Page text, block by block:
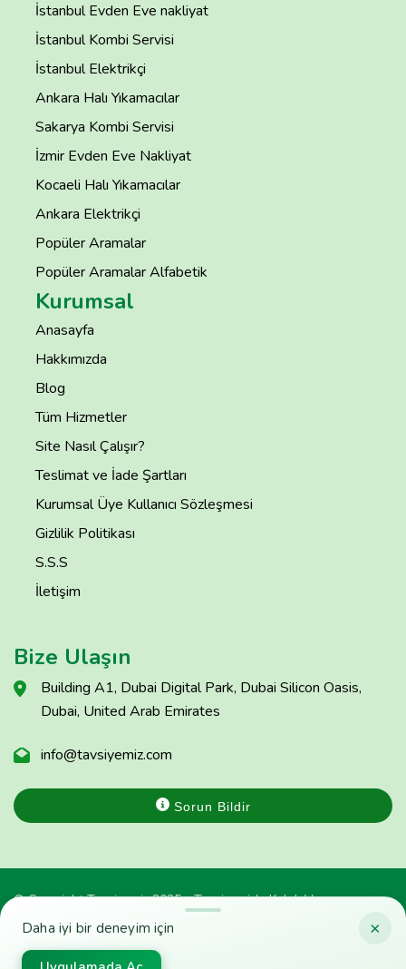
×
Daha iyi bir deneyim için
İstanbul Evden Eve nakliyat
İstanbul Kombi Servisi
İstanbul Elektrikçi
Ankara Halı Yıkamacılar
Sakarya Kombi Servisi
İzmir Evden Eve Nakliyat
Kocaeli Halı Yıkamacılar
Ankara Elektrikçi
Popüler Aramalar
Popüler Aramalar Alfabetik
Kurumsal
Anasayfa
Hakkımızda
Blog
Tüm Hizmetler
Site Nasıl Çalışır?
Teslimat ve İade Şartları
Kurumsal Üye Kullanıcı Sözleşmesi
Gizlilik Politikası
S.S.S
İletişim
Bize Ulaşın
Building A1, Dubai Digital Park, Dubai Silicon Oasis,
Dubai, United Arab Emirates
info@tavsiyemiz.com
Sorun Bildir
© Copyright Tavsiyemiz 2025 - Tavsiyemiz'e Kulak Ver